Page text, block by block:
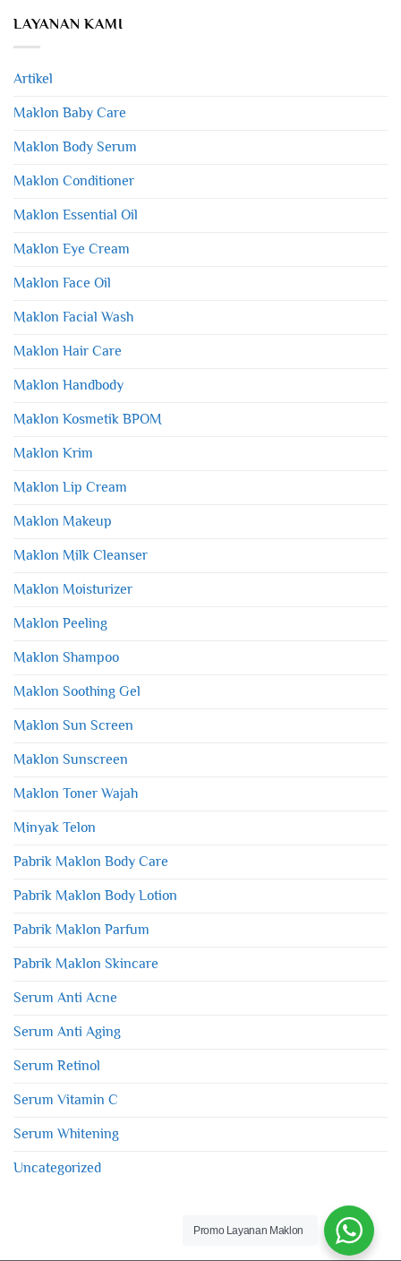
LAYANAN KAMI
Artikel
Maklon Baby Care
Maklon Body Serum
Maklon Conditioner
Maklon Essential Oil
Maklon Eye Cream
Maklon Face Oil
Maklon Facial Wash
Maklon Hair Care
Maklon Handbody
Maklon Kosmetik BPOM
Maklon Krim
Maklon Lip Cream
Maklon Makeup
Maklon Milk Cleanser
Maklon Moisturizer
Maklon Peeling
Maklon Shampoo
Maklon Soothing Gel
Maklon Sun Screen
Maklon Sunscreen
Maklon Toner Wajah
Minyak Telon
Pabrik Maklon Body Care
Pabrik Maklon Body Lotion
Pabrik Maklon Parfum
Pabrik Maklon Skincare
Serum Anti Acne
Serum Anti Aging
Serum Retinol
Serum Vitamin C
Serum Whitening
Uncategorized
Promo Layanan Maklon